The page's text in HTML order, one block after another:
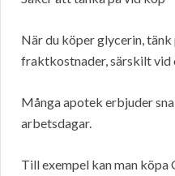
När du köper glycerin,
fraktkostnader, särskilt vid
Många apotek erbjuder
arbetsdagar.
Till exempel kan man